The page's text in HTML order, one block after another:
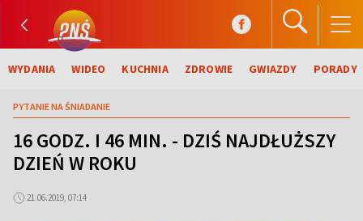
WYDANIA WIDEO KUCHNIA ZDROWIE GWIAZDY PORADY
PYTANIE NA ŚNIADANIE
16 GODZ. I 46 MIN. - DZIŚ NAJDŁUŻSZY
DZIEŃ W ROKU
21.06.2019, 07:14